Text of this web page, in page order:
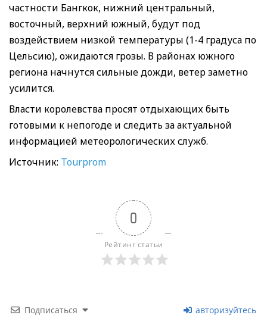
частности Бангкок, нижний центральный,
восточный, верхний южный, будут под
воздействием низкой температуры (1-4 градуса по
Цельсию), ожидаются грозы. В районах южного
региона начнутся сильные дожди, ветер заметно
усилится.
Власти королевства просят отдыхающих быть
готовыми к непогоде и следить за актуальной
информацией метеорологических служб.
Источник: Tourprom
0
Рейтинг статьи
Подписаться авторизуйтесь